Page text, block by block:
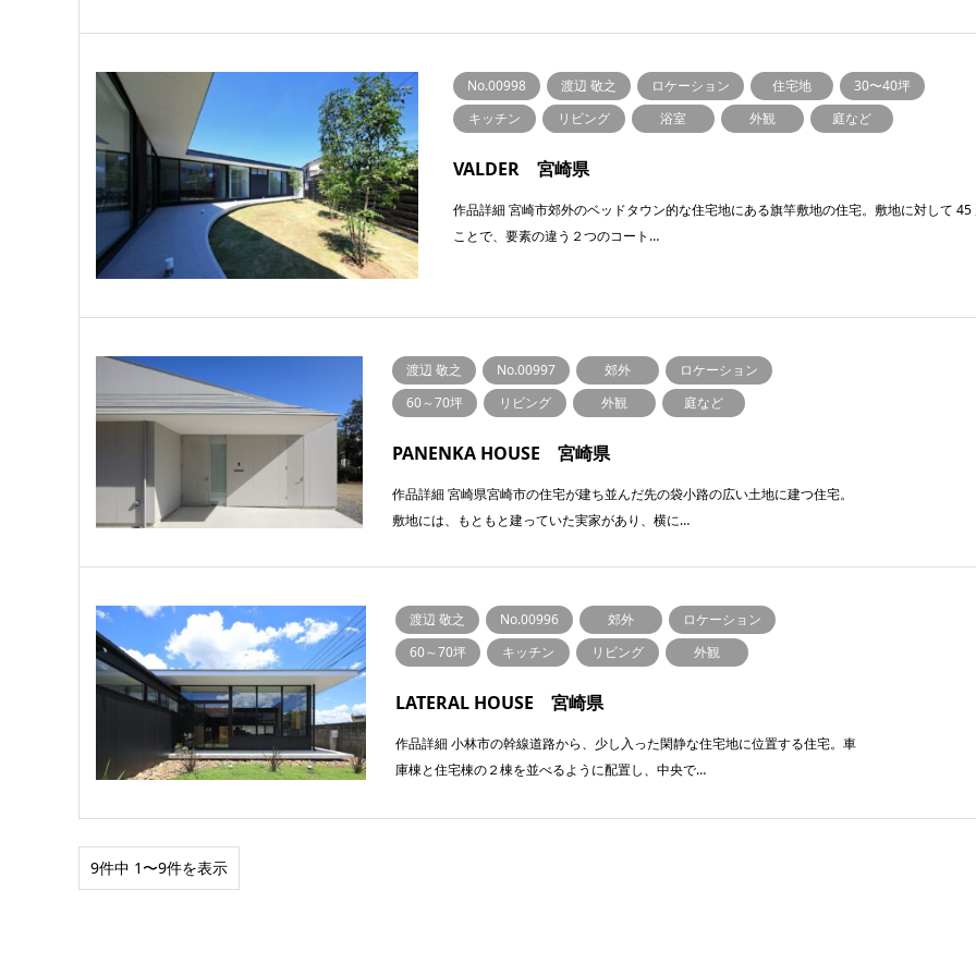
No.00998 渡辺 敬之 ロケーション 住宅地
30〜40坪
キッチン
リビング 浴室 外観 庭など
VALDER 宮崎県
作品詳細 宮崎市郊外のベッドタウン的な住宅地にある旗竿敷地の住宅。敷地に対して 45
ことで、要素の違う２つのコート…
渡辺 敬之 No.00997 郊外
ロケーション
60～70坪
リビング 外観 庭など
PANENKA HOUSE 宮崎県
作品詳細 宮崎県宮崎市の住宅が建ち並んだ先の袋⼩路の広い⼟地に建つ住宅。
敷地には、もともと建っていた実家があり、横に…
渡辺 敬之 No.00996 郊外
ロケーション
60～70坪
キッチン リビング 外観
LATERAL HOUSE 宮崎県
作品詳細 ⼩林市の幹線道路から、少し⼊った閑静な住宅地に位置する住宅。⾞
庫棟と住宅棟の２棟を並べるように配置し、中央で…
9件中 1〜9件を表示